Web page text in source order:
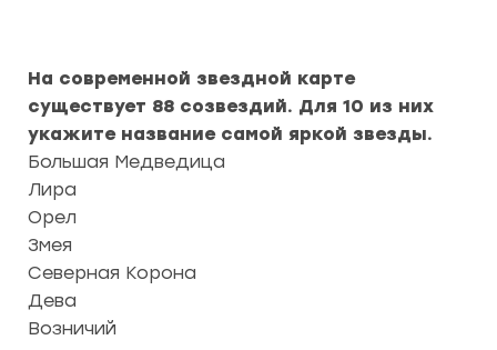
На современной звездной карте
существует 88 созвездий. Для 10 из них
укажите название самой яркой звезды.
Большая Медведица
Лира
Орел
Змея
Северная Корона
Дева
Возничий